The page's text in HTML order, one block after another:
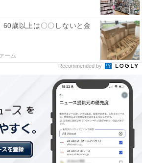
60歳以上は〇〇しないと金
ーム
Recommended by